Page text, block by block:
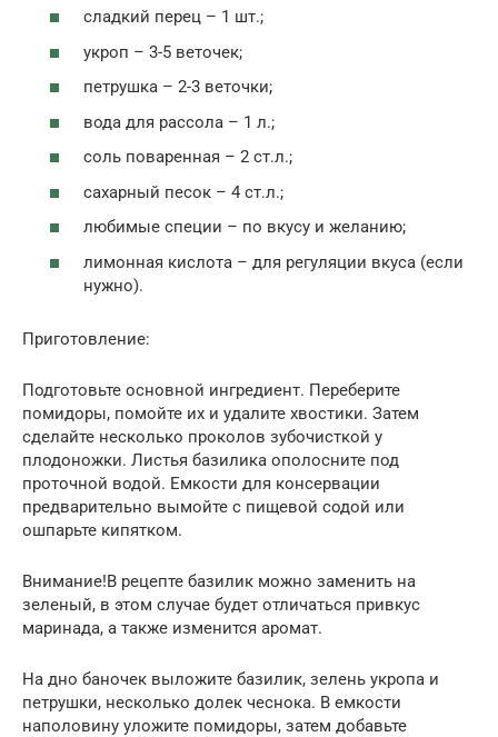
сладкий перец – 1 шт.;
укроп – 3-5 веточек;
петрушка – 2-3 веточки;
вода для рассола – 1 л.;
соль поваренная – 2 ст.л.;
сахарный песок – 4 ст.л.;
любимые специи – по вкусу и желанию;
лимонная кислота – для регуляции вкуса (если
нужно).
Приготовление:
Подготовьте основной ингредиент. Переберите
помидоры, помойте их и удалите хвостики. Затем
сделайте несколько проколов зубочисткой у
плодоножки. Листья базилика ополосните под
проточной водой. Емкости для консервации
предварительно вымойте с пищевой содой или
ошпарьте кипятком.
Внимание!В рецепте базилик можно заменить на
зеленый, в этом случае будет отличаться привкус
маринада, а также изменится аромат.
На дно баночек выложите базилик, зелень укропа и
петрушки, несколько долек чеснока. В емкости
наполовину уложите помидоры, затем добавьте